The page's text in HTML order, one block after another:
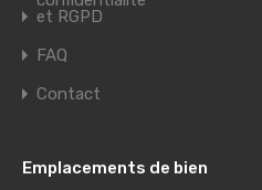
et RGPD
FAQ
Contact
Emplacements de bien